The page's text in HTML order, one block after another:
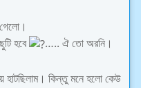
হবে
….. ঐ তো অরনি।
হাটছিলাম। কিন্তু মনে হলো কেউ